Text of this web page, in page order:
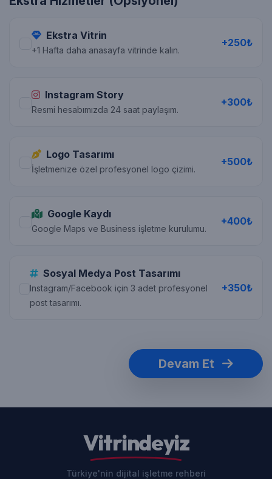
Ekstra Vitrin
+1 Hafta daha anasayfa vitrinde kalın.
+250₺
Instagram Story
Resmi hesabımızda 24 saat paylaşım.
+300₺
Logo Tasarımı
İşletmenize özel profesyonel logo çizimi.
+500₺
Google Kaydı
Google Maps ve Business işletme kurulumu.
+400₺
Sosyal Medya Post Tasarımı
Instagram/Facebook için 3 adet profesyonel
post tasarımı.
+350₺
Devam Et
Vitrindeyiz
Türkiye'nin dijital işletme rehberi